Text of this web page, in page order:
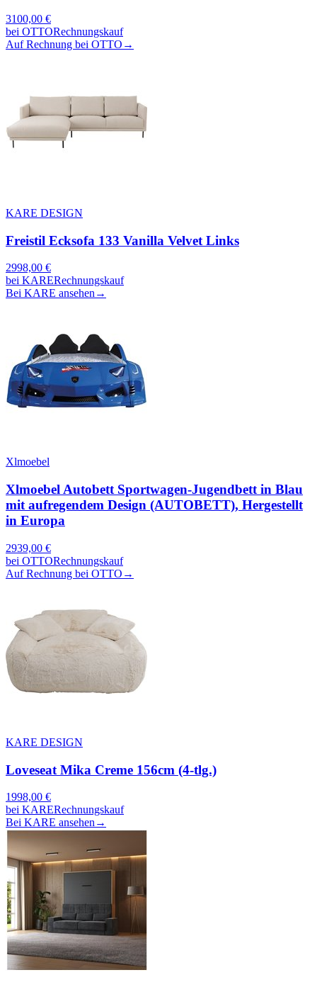
3100,00 €
bei OTTORechnungskauf
Auf Rechnung bei OTTO →
KARE DESIGN
Freistil Ecksofa 133 Vanilla Velvet Links
2998,00 €
bei KARERechnungskauf
Bei KARE ansehen→
Xlmoebel
Xlmoebel Autobett Sportwagen-Jugendbett in Blau
mit aufregendem Design (AUTOBETT), Hergestellt
in Europa
2939,00 €
bei OTTORechnungskauf
Auf Rechnung bei OTTO →
KARE DESIGN
Loveseat Mika Creme 156cm (4-tlg.)
1998,00 €
bei KARERechnungskauf
Bei KARE ansehen →